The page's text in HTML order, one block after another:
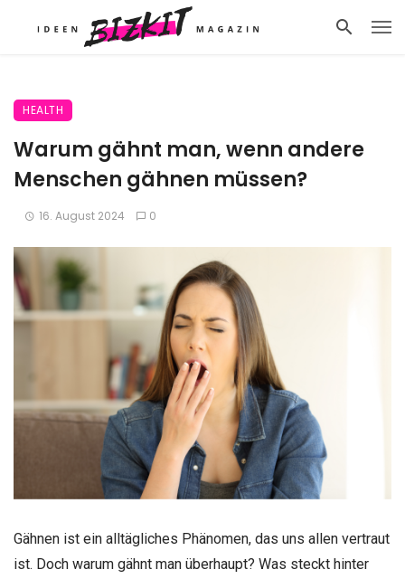
HEALTH
Warum gähnt man, wenn andere
Menschen gähnen müssen?
16. August 2024 0
Gähnen ist ein alltägliches Phänomen, das uns allen vertraut
ist. Doch warum gähnt man überhaupt? Was steckt hinter